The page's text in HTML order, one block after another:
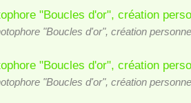
"Boucles d'or", création
"Boucles d'or", création